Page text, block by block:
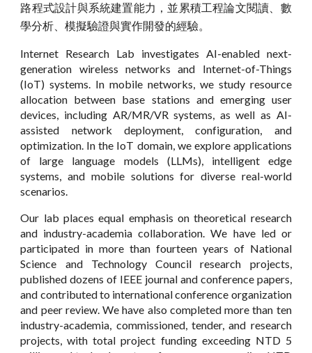
路程式設計與系統建置能力，並累積工程論文閱讀、數
學分析、模擬驗證與實作開發的經驗。
Internet Research Lab investigates AI-enabled next-
generation wireless networks and Internet-of-Things
(IoT) systems. In mobile networks, we study resource
allocation between base stations and emerging user
devices, including AR/MR/VR systems, as well as AI-
assisted network deployment, configuration, and
optimization. In the IoT domain, we explore applications
of large language models (LLMs), intelligent edge
systems, and mobile solutions for diverse real-world
scenarios.
Our lab places equal emphasis on theoretical research
and industry-academia collaboration. We have led or
participated in more than fourteen years of National
Science and Technology Council research projects,
published dozens of IEEE journal and conference papers,
and contributed to international conference organization
and peer review. We have also completed more than ten
industry-academia, commissioned, tender, and research
projects, with total project funding exceeding NTD 5